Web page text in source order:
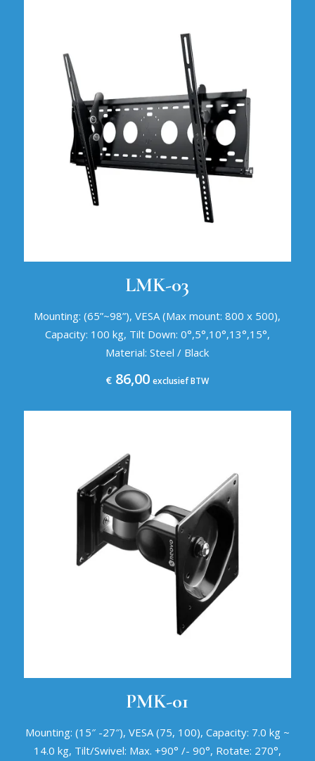
LMK-03
Mounting: (65”~98”), VESA (Max mount: 800 x 500),
Capacity: 100 kg, Tilt Down: 0°,5°,10°,13°,15°,
Material: Steel / Black
€ 86,00 exclusief BTW
PMK-01
Mounting: (15″ -27″), VESA (75, 100), Capacity: 7.0 kg ~
14.0 kg, Tilt/Swivel: Max. +90° /- 90°, Rotate: 270°,